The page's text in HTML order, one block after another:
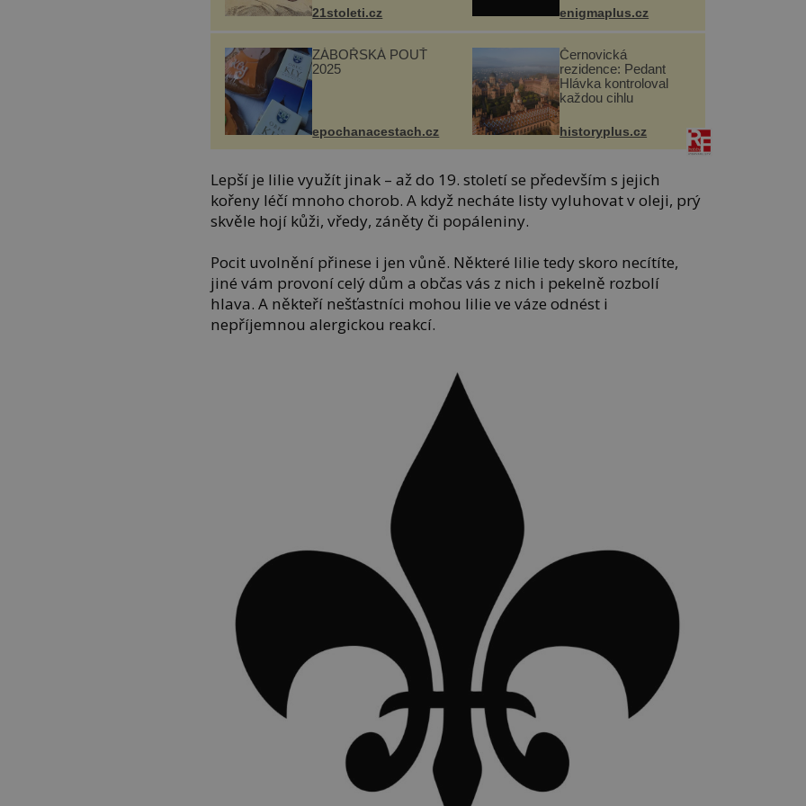
21stoleti.cz enigmaplus.cz
ZÁBOŘSKÁ POUŤ
2025
epochanacestach.cz
Černovická
rezidence: Pedant
Hlávka kontroloval
každou cihlu
historyplus.cz
Lepší je lilie využít jinak – až do 19. století se především s jejich
kořeny léčí mnoho chorob. A když necháte listy vyluhovat v oleji, prý
skvěle hojí kůži, vředy, záněty či popáleniny.
Pocit uvolnění přinese i jen vůně. Některé lilie tedy skoro necítíte,
jiné vám provoní celý dům a občas vás z nich i pekelně rozbolí
hlava. A někteří nešťastníci mohou lilie ve váze odnést i
nepříjemnou alergickou reakcí.